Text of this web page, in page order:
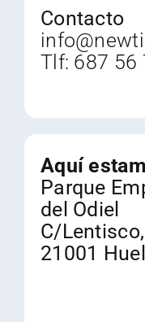
Contacto
Tlf: 687 56
Aquí
Parque
del Odiel
C/
21001